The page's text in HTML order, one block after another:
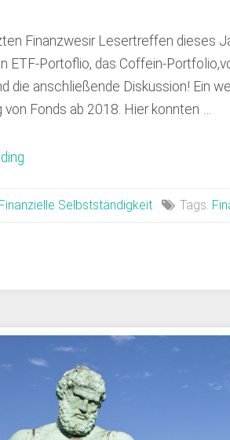
Finanzwesir Lesertreffen dieses
ETF-Portoflio, das Coffein-
die anschließende Diskussion! Ein
von Fonds ab 2018. Hier konnten …
Treffen
Finanzielle Selbstständigkeit Tags: